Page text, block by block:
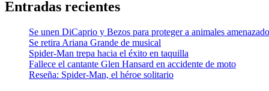
Entradas recientes
Se unen DiCaprio y Bezos para proteger a animales
Se retira Ariana Grande de musical
Spider-Man trepa hacia el éxito en taquilla
Fallece el cantante Glen Hansard en accidente de moto
Reseña: Spider-Man, el héroe solitario